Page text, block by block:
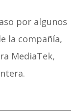
por algunos
la compañía,
MediaTek,